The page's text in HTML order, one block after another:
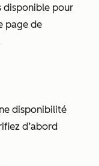
disponible pour
page de
disponibilité
d’abord